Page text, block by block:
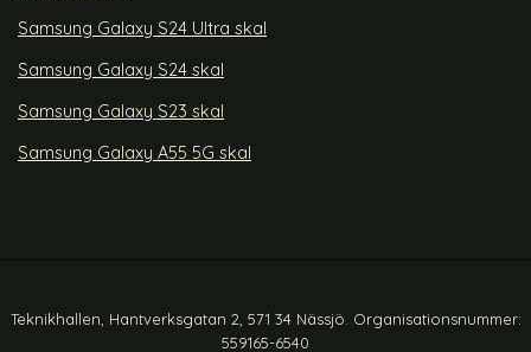
Samsung Galaxy S24 Ultra skal
Samsung Galaxy S24 skal
Samsung Galaxy S23 skal
Samsung Galaxy A55 5G skal
Teknikhallen, Hantverksgatan 2, 571 34 Nässjö. Organisationsnummer:
559165-6540